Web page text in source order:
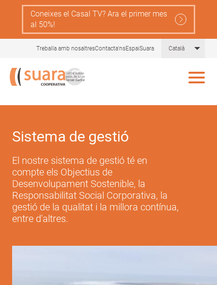
content
Coneixes el Casal TV? Ara el primer mes
al 50%!
Treballa amb nosaltresContacta'nsEspaiSuara Català List
Sistema de gestió
El nostre sistema de gestió té en
compte els Objectius de
Desenvolupament Sostenible, la
Responsabilitat Social Corporativa, la
gestió de la qualitat i la millora contínua,
entre d'altres.